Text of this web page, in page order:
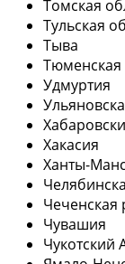
Томская
Тульская
Тыва
Тюменская
Удмуртия
Хакасия
Ханты-
Чеченская
Чувашия
Чукотский